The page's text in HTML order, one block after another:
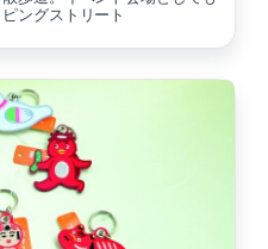
ングストリート